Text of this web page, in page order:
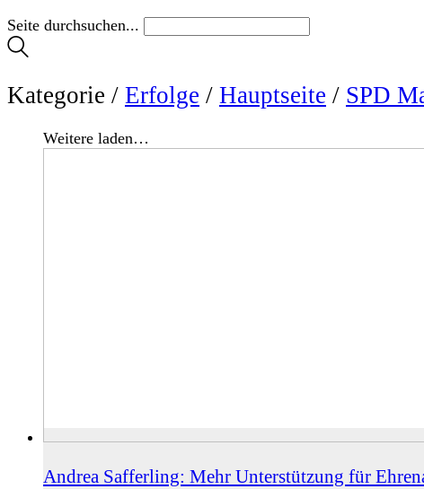
Seite durchsuchen...
Kategorie / Erfolge / Hauptseite / SPD
Weitere laden…
Andrea Safferling: Mehr Unterstützung für